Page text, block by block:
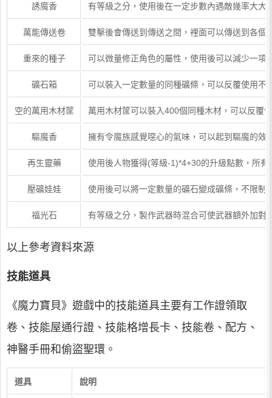
誘魔香 有等級之分，使用後在一定步數內遇敵幾率大大
萬能傳送卷 雙擊後會傳送到傳送之間，裡面可以傳送到各個
重來的種子 可以微量修正角色的屬性，使用後可以減少一
礦石箱 可以裝入一定數量的同種礦條，可以反覆使用不
空的萬用木材筐 萬用木材筐可以裝入400個同種木材，可以反覆
驅魔香 擁有令魔族感覺噁心的氣味，可以起到驅魔的
再生靈藥 使用後人物獲得(等級-1)*4+30的升級點數，所
壓礦娃娃 使用後可以將一定數量的礦石變成礦條，不限制
福光石 有等級之分，製作武器時混合可使武器額外加
以上參考資料來源
技能道具
《魔力寶貝》遊戲中的技能道具主要有工作證領取
卷、技能屋通行證、技能格增長卡、技能卷、配方、
神醫手冊和偷盜聖環。
道具 說明